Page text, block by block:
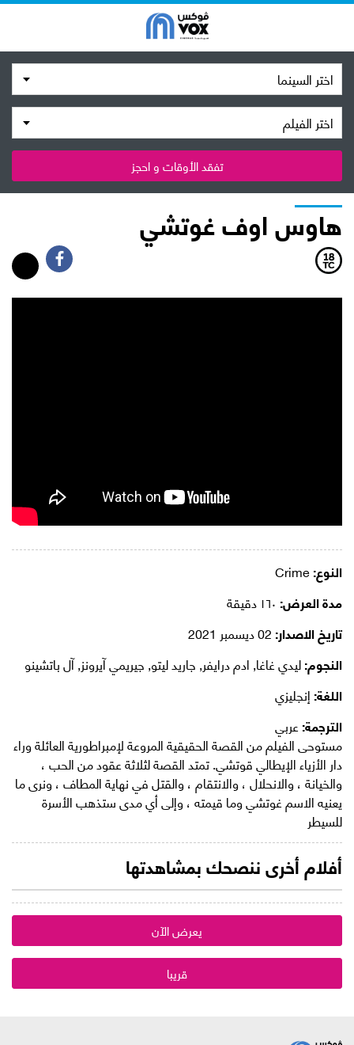
اختر السينما
اختر الفيلم
تفقد الأوقات و احجز
هاوس اوف غوتشي
النوع:
مدة العرض:
تاريخ الاصدار:
النجوم:ليدي غاغا, ادم درايفر, جاريد ليتو, جيريمي آيرونز, آل باتشينو
اللغة:إنجليزي
الترجمة:عربي
مستوحى الفيلم من القصة الحقيقية المروعة لإمبراطورية العائلة وراء
دار الأزياء الإيطالي قوتشي. تمتد القصة لثلاثة عقود من الحب ،
والخيانة ، والانحلال ، والانتقام ، والقتل في نهاية المطاف ، ونرى ما
يعنيه الاسم غوتشي وما قيمته ، وإلى أي مدى ستذهب الأسرة
للسيطر
أفلام أخرى ننصحك بمشاهدتها
يعرض الآن
قريبا